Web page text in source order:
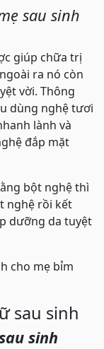
sau sinh
giúp chữa trị
ra nó còn
vời. Thông
dùng nghệ tươi
lành và
đắp mặt
bột nghệ thì
nghệ rồi kết
dưỡng da tuyệt
sau sinh
sinh